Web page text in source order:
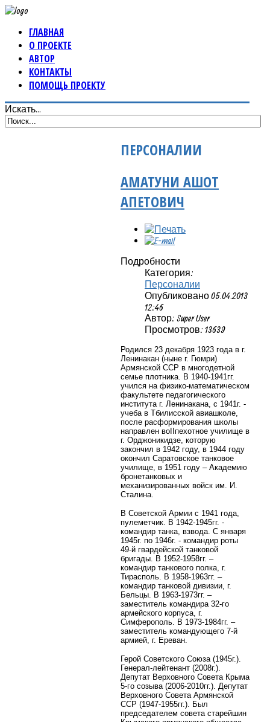
ГЛАВНАЯ
О ПРОЕКТЕ
АВТОР
КОНТАКТЫ
ПОМОЩЬ ПРОЕКТУ
Искать...
ПЕРСОНАЛИИ
АМАТУНИ АШОТ
АПЕТОВИЧ
Подробности
Категория:
Персоналии
Опубликовано 05.04.2013
12:46
Автор: Super User
Просмотров: 13639
Родился 23 декабря 1923 года в г.
Ленинакан (ныне г. Гюмри)
Армянской ССР в многодетной
семье плотника. В 1940-1941гг.
учился на физико-математическом
факультете педагогического
института г. Ленинакана, с 1941г. -
учеба в Тбилисской авиашколе,
после расформирования школы
направлен воIIпехотное училище в
г. Орджоникидзе, которую
закончил в 1942 году, в 1944 году
окончил Саратовское танковое
училище, в 1951 году – Академию
бронетанковых и
механизированных войск им. И.
Сталина.
В Советской Армии с 1941 года,
пулеметчик. В 1942-1945гг. -
командир танка, взвода. С января
1945г. по 1946г. - командир роты
49-й гвардейской танковой
бригады. В 1952-1958гг. –
командир танкового полка, г.
Тирасполь. В 1958-1963гг. –
командир танковой дивизии, г.
Бельцы. В 1963-1973гг. –
заместитель командира 32-го
армейского корпуса, г.
Симферополь. В 1973-1984гг. –
заместитель командующего 7-й
армией, г. Ереван.
Герой Советского Союза (1945г.).
Генерал-лейтенант (2008г.).
Депутат Верховного Совета Крыма
5-го созыва (2006-2010гг.). Депутат
Верховного Совета Армянской
ССР (1947-1955гг.). Был
председателем совета старейшин